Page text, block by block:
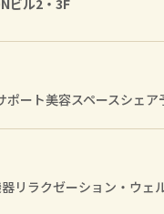
ビル2・3F
ポート美容スペースシェア
リラクゼーション・ウェ